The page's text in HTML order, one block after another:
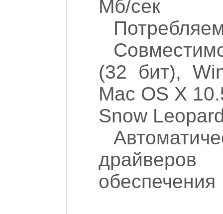
Мб/сек
(32 бит),
Mac OS X
Snow
обеспечения